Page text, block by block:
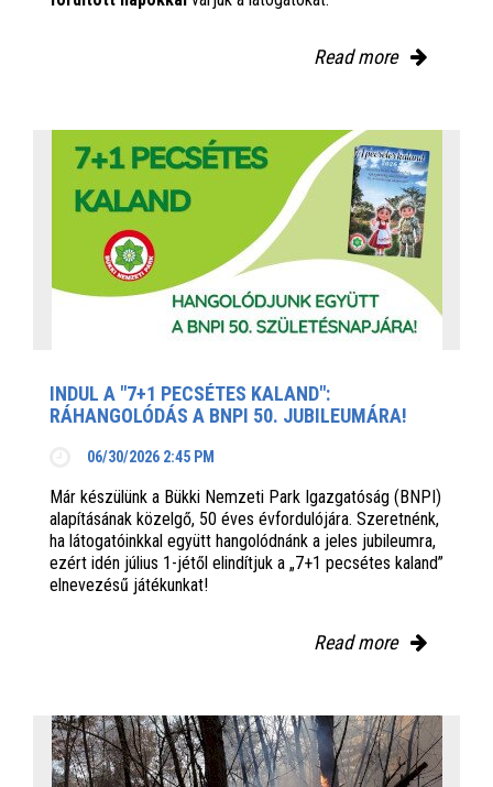
Read more
INDUL A "7+1 PECSÉTES KALAND":
RÁHANGOLÓDÁS A BNPI 50. JUBILEUMÁRA!
06/30/2026 2:45 PM
Már készülünk a Bükki Nemzeti Park Igazgatóság (BNPI)
alapításának közelgő, 50 éves évfordulójára. Szeretnénk,
ha látogatóinkkal együtt hangolódnánk a jeles jubileumra,
ezért idén július 1-jétől elindítjuk a „7+1 pecsétes kaland”
elnevezésű játékunkat!
Read more